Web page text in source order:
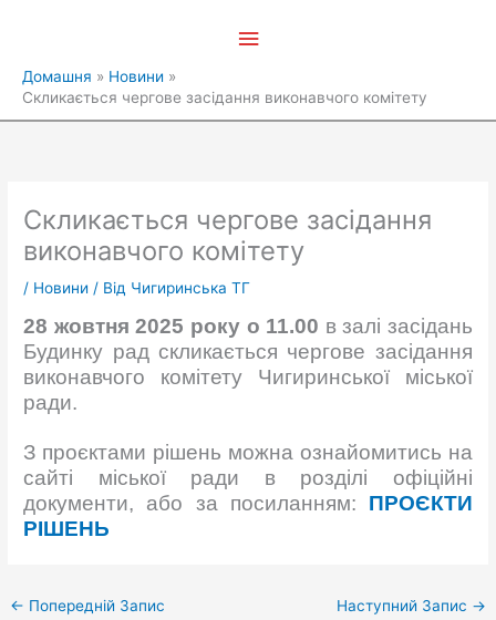
Домашня
Новини
Скликається чергове засідання виконавчого комітету
Скликається чергове засідання
виконавчого комітету
/ Новини / Від Чигиринська ТГ
28 жовтня 2025 року о 11.00 в залі засідань
Будинку рад скликається чергове засідання
виконавчого комітету Чигиринської міської
ради.
З проєктами рішень можна ознайомитись на
сайті міської ради в розділі офіційні
документи, або за посиланням: ПРОЄКТИ
РІШЕНЬ
← Попередній Запис Наступний Запис →